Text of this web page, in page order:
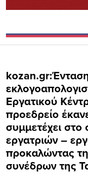
Εργατικού
προεδρείο
συμμετέχει στο
εργατριών –
προκαλώντας
συνέδρων της